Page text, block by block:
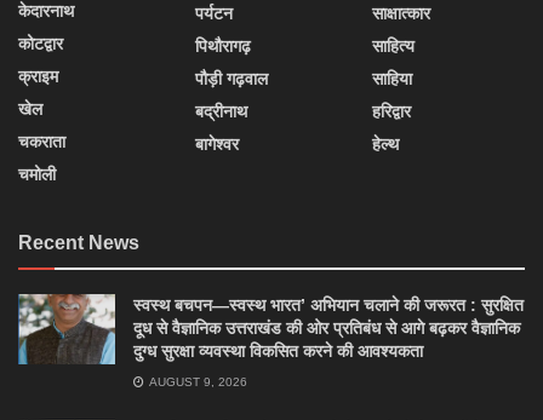
केदारनाथ
कोटद्वार
क्राइम
खेल
चकराता
चमोली
पर्यटन
पिथौरागढ़
पौड़ी गढ़वाल
बद्रीनाथ
बागेश्वर
साक्षात्कार
साहित्य
साहिया
हरिद्वार
हेल्थ
Recent News
स्वस्थ बचपन—स्वस्थ भारत’ अभियान चलाने की जरूरत : सुरक्षित
दूध से वैज्ञानिक उत्तराखंड की ओर प्रतिबंध से आगे बढ़कर वैज्ञानिक
दुग्ध सुरक्षा व्यवस्था विकसित करने की आवश्यकता
AUGUST 9, 2026